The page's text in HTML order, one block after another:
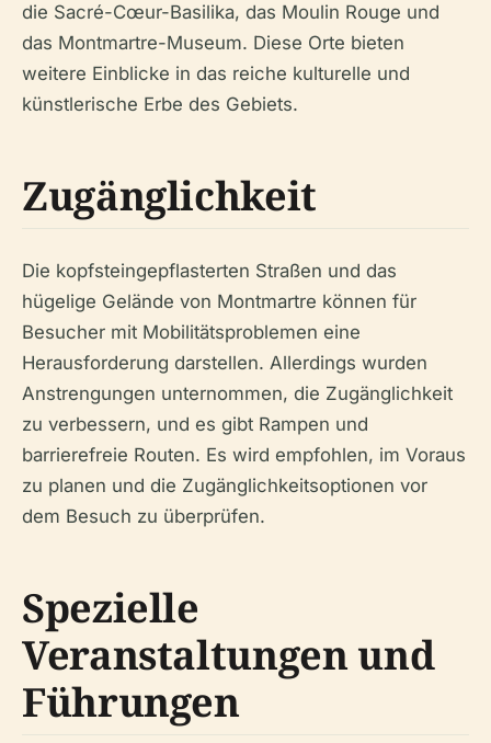
die Sacré-Cœur-Basilika, das Moulin Rouge und
das Montmartre-Museum. Diese Orte bieten
weitere Einblicke in das reiche kulturelle und
künstlerische Erbe des Gebiets.
Zugänglichkeit
Die kopfsteingepflasterten Straßen und das
hügelige Gelände von Montmartre können für
Besucher mit Mobilitätsproblemen eine
Herausforderung darstellen. Allerdings wurden
Anstrengungen unternommen, die Zugänglichkeit
zu verbessern, und es gibt Rampen und
barrierefreie Routen. Es wird empfohlen, im Voraus
zu planen und die Zugänglichkeitsoptionen vor
dem Besuch zu überprüfen.
Spezielle
Veranstaltungen und
Führungen